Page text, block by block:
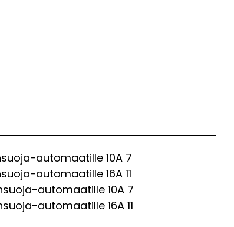
automaatille 10A 7
automaatille 16A 11
automaatille 10A 7
automaatille 16A11